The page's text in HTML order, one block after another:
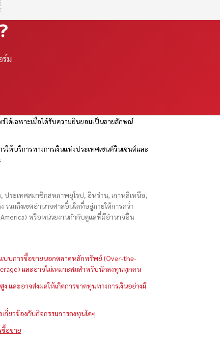
ร์ม
ได้เฉพาะเมื่อได้รับความยินยอมเป็นลายลักษณ์
ห้บริการทางการเงินแห่งประเทศเซนต์วินเซนต์และ
ประเทศสมาชิกสหภาพยุโรป, อิหร่าน, เกาหลีเหนือ,
รวมถึงเขตอำนาจศาลอื่นใดที่อยู่ภายใต้การคว่ำ
หรือหน่วยงานกำกับดูแลที่มีอำนาจอื่น
แบบการซื้อขายนอกตลาดหลักทรัพย์ (Over-the-
และอาจไม่เหมาะสมสำหรับนักลงทุนทุกคน
ง และอาจส่งผลให้เกิดการขาดทุนทางการเงินอย่างมี
กี่ยวข้องกับกิจกรรมการลงทุนใดๆ
ซื้อขาย